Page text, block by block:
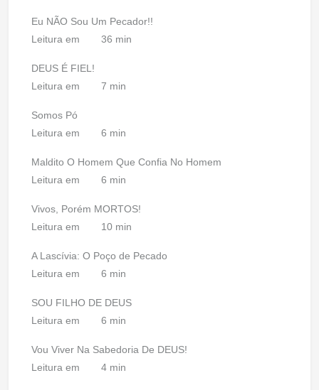
Eu NÃO Sou Um Pecador!!
Leitura em
36 min
DEUS É FIEL!
Leitura em
7 min
Somos Pó
Leitura em
6 min
Maldito O Homem Que Confia No Homem
Leitura em
6 min
Vivos, Porém MORTOS!
Leitura em
10 min
A Lascívia: O Poço de Pecado
Leitura em
6 min
SOU FILHO DE DEUS
Leitura em
6 min
Vou Viver Na Sabedoria De DEUS!
Leitura em
4 min